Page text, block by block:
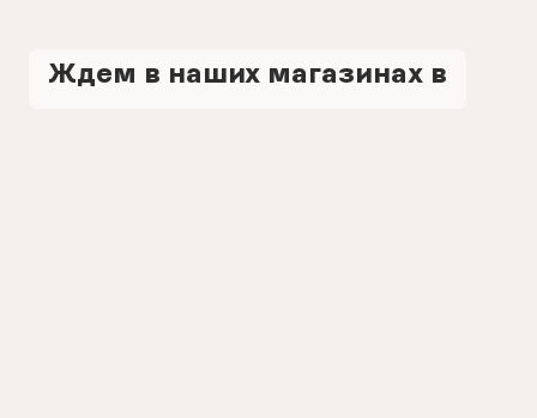
Ждем в наших магазинах в